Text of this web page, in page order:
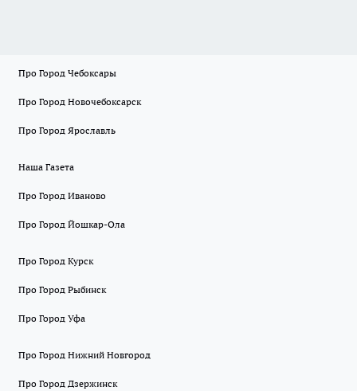
Про Город Чебоксары
Про Город Новочебоксарск
Про Город Ярославль
Наша Газета
Про Город Иваново
Про Город Йошкар-Ола
Про Город Курск
Про Город Рыбинск
Про Город Уфа
Про Город Нижний Новгород
Про Город Дзержинск